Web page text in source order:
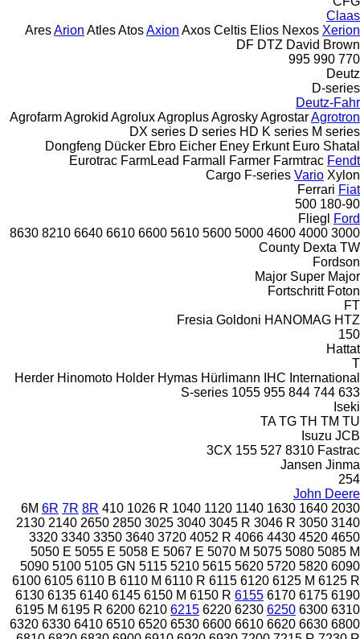
Claas
AresArion AtlesAtosAxion Axos Celtis Elios Nexos Xerion
DF DTZ David Brown
770
990
995
Deutz
D-series
Deutz-Fahr
AgrofarmAgrokid AgroluxAgroplusAgroskyAgrostarAgrotron
DX series D series HD K series M series
Dongfeng Dücker Ebro Eicher Eney Erkunt Euro Shatal
Eurotrac FarmLead Farmall Farmer Farmtrac Fendt
Cargo F-series Vario Xylon
Ferrari Fiat
180-90
500
Fliegl
Ford
3000
4000
4600
5000
5600
5610
6600
6610
6640
8210
8630
County Dexta TW
Fordson
Major Super Major
Fortschritt Foton
FT
Fresia Goldoni HANOMAG HTZ
150
Hattat
T
Herder Hinomoto Holder Hymas Hürlimann IHC International
633
744
844
955
1055
S-series
Iseki
TA TG TH TM TU
Isuzu JCB
3CX 155 527 8310 Fastrac
Jansen Jinma
254
John Deere
6M 6R 7R 8R 410 1026 R 1040 1120 1140 1630 1640 2030
2130 2140 2650 2850 3025 3040 3045 R 3046 R 3050 3140
3320 3340 3350 3640 3720 4052 R 4066 4430 4520 4650
5050 E 5055 E 5058 E 5067 E 5070 M 5075 5080 5085 M
5090 5100 5105 GN 5115 5210 5615 5620 5720 5820 6090
6100 6105 6110 B 6110 M 6110 R 6115 6120 6125 M 6125 R
6130 6135 6140 6145 6150 M 6150 R 6155 6170 6175 6190
6195 M 6195 R 6200 6210 6215 6220 6230 6250 6300 6310
6320 6330 6410 6510 6520 6530 6600 6610 6620 6630 6800